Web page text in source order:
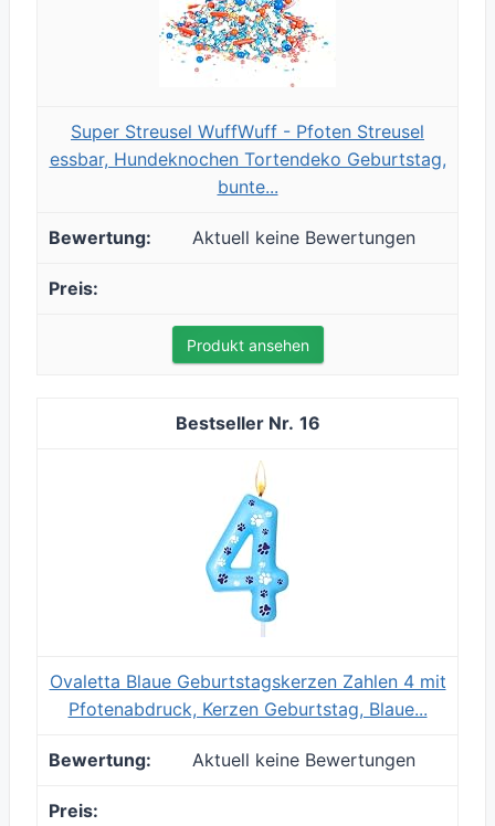
Super Streusel WuffWuff - Pfoten Streusel
essbar, Hundeknochen Tortendeko Geburtstag,
bunte...
Aktuell keine Bewertungen
Produkt ansehen
16
Ovaletta Blaue Geburtstagskerzen Zahlen 4 mit
Pfotenabdruck, Kerzen Geburtstag, Blaue...
Aktuell keine Bewertungen